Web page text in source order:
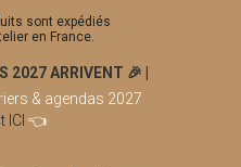
sont expédiés
en France.
2027 ARRIVENT 🎉
& agendas 2027
ICI 👈